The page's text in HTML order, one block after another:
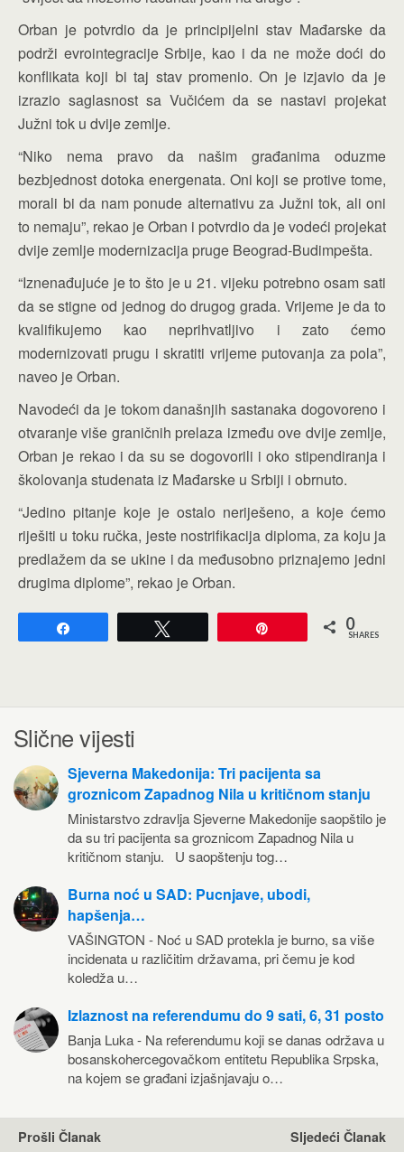
Orban je potvrdio da je principijelni stav Mađarske da
podrži evrointegracije Srbije, kao i da ne može doći do
konflikata koji bi taj stav promenio. On je izjavio da je
izrazio saglasnost sa Vučićem da se nastavi projekat
Južni tok u dvije zemlje.
“Niko nema pravo da našim građanima oduzme
bezbjednost dotoka energenata. Oni koji se protive tome,
morali bi da nam ponude alternativu za Južni tok, ali oni
to nemaju”, rekao je Orban i potvrdio da je vodeći projekat
dvije zemlje modernizacija pruge Beograd-Budimpešta.
“Iznenađujuće je to što je u 21. vijeku potrebno osam sati
da se stigne od jednog do drugog grada. Vrijeme je da to
kvalifikujemo kao neprihvatljivo i zato ćemo
modernizovati prugu i skratiti vrijeme putovanja za pola”,
naveo je Orban.
Navodeći da je tokom današnjih sastanaka dogovoreno i
otvaranje više graničnih prelaza između ove dvije zemlje,
Orban je rekao i da su se dogovorili i oko stipendiranja i
školovanja studenata iz Mađarske u Srbiji i obrnuto.
“Jedino pitanje koje je ostalo neriješeno, a koje ćemo
riješiti u toku ručka, jeste nostrifikacija diploma, za koju ja
predlažem da se ukine i da međusobno priznajemo jedni
drugima diplome”, rekao je Orban.
0
SHARES
Slične vijesti
Sjeverna Makedonija: Tri pacijenta sa
groznicom Zapadnog Nila u kritičnom stanju
Ministarstvo zdravlja Sjeverne Makedonije saopštilo je
da su tri pacijenta sa groznicom Zapadnog Nila u
kritičnom stanju. U saopštenju tog…
Burna noć u SAD: Pucnjave, ubodi,
hapšenja…
VAŠINGTON - Noć u SAD protekla je burno, sa više
incidenata u različitim državama, pri čemu je kod
koledža u…
Izlaznost na referendumu do 9 sati, 6, 31 posto
Banja Luka - Na referendumu koji se danas održava u
bosanskohercegovačkom entitetu Republika Srpska,
na kojem se građani izjašnjavaju o…
Prošli Članak Sljedeći Članak